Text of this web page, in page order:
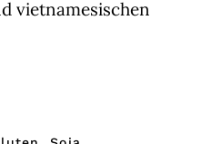
vietnamesischen